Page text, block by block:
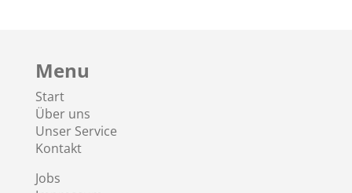
Menu
Start
Über uns
Unser Service
Kontakt
Jobs